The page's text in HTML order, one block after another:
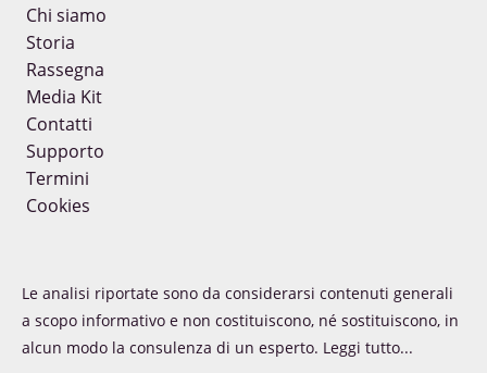
Chi siamo
Storia
Rassegna
Media Kit
Contatti
Supporto
Termini
Cookies
Le analisi riportate sono da considerarsi contenuti generali
a scopo informativo e non costituiscono, né sostituiscono, in
alcun modo la consulenza di un esperto. Leggi tutto...